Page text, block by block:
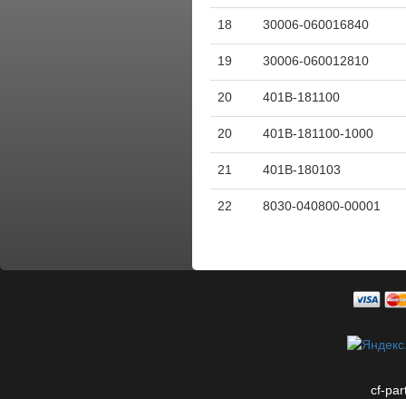
18 30006-060016840
19 30006-060012810
20 401B-181100
20 401B-181100-1000
21 401B-180103
22 8030-040800-00001
cf-